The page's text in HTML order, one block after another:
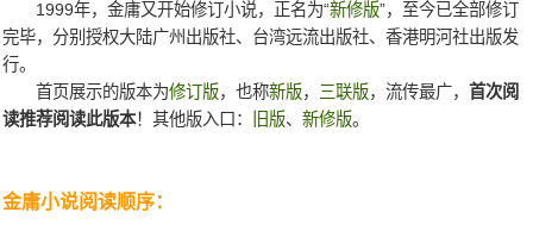
1999年，金庸又开始修订小说，正名为“新修版”，至今已全部修订
完毕，分别授权大陆广州出版社、台湾远流出版社、香港明河社出版发
行。
首页展示的版本为修订版，也称新版， 三联版，流传最广， 首次阅
读推荐阅读此版本！其他版入口： 旧版、 新修版。
金庸小说阅读顺序：